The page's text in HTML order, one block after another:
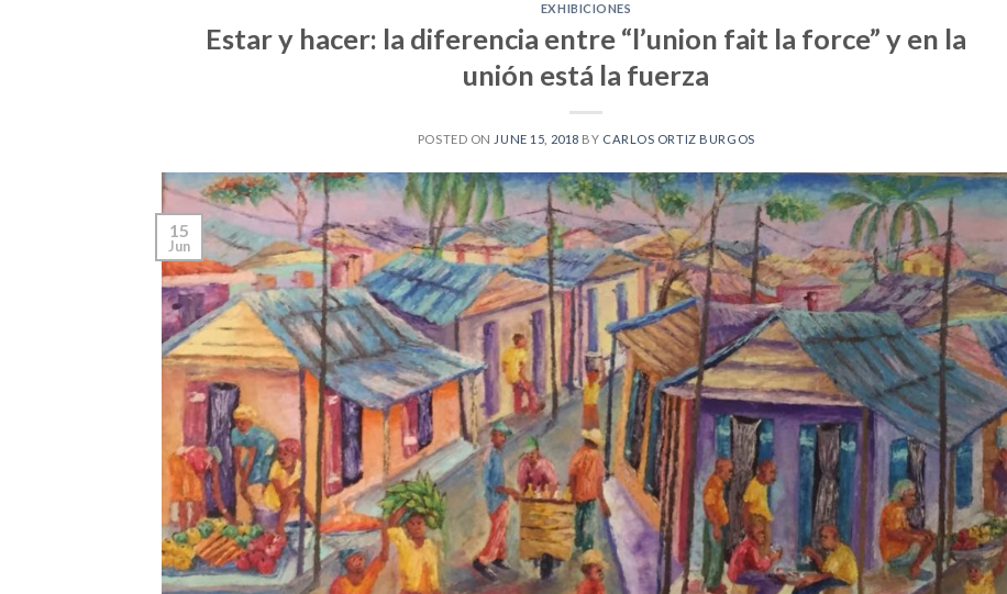
EXHIBICIONES
Estar y hacer: la diferencia entre “l’union fait la force” y en la
unión está la fuerza
POSTED ON JUNE 15, 2018 BY CARLOS ORTIZ BURGOS
15
Jun